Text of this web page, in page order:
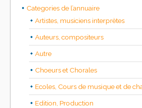
Categories de l’annuaire
Artistes, musiciens interprètes
Auteurs, compositeurs
Autre
Choeurs et Chorales
Ecoles, Cours de musique et de
Edition, Production